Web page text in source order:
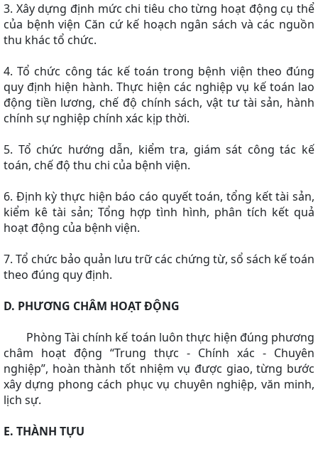
3. Xây dựng định mức chi tiêu cho từng hoạt động cụ thể
của bệnh viện Căn cứ kế hoạch ngân sách và các nguồn
thu khác tổ chức.
4. Tổ chức công tác kế toán trong bệnh viện theo đúng
quy định hiện hành. Thực hiện các nghiệp vụ kế toán lao
động tiền lương, chế độ chính sách, vật tư tài sản, hành
chính sự nghiệp chính xác kịp thời.
5. Tổ chức hướng dẫn, kiểm tra, giám sát công tác kế
toán, chế độ thu chi của bệnh viện.
6. Định kỳ thực hiện báo cáo quyết toán, tổng kết tài sản,
kiểm kê tài sản; Tổng hợp tình hình, phân tích kết quả
hoạt động của bệnh viện.
7. Tổ chức bảo quản lưu trữ các chứng từ, sổ sách kế toán
theo đúng quy định.
D. PHƯƠNG CHÂM HOẠT ĐỘNG
Phòng Tài chính kế toán luôn thực hiện đúng phương
châm hoạt động “Trung thực - Chính xác - Chuyên
nghiệp”, hoàn thành tốt nhiệm vụ được giao, từng bước
xây dựng phong cách phục vụ chuyên nghiệp, văn minh,
lịch sự.
E. THÀNH TỰU